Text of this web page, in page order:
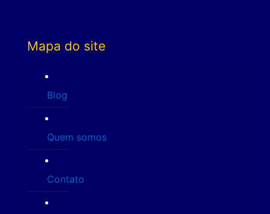
Mapa do site
Blog
Quem somos
Contato